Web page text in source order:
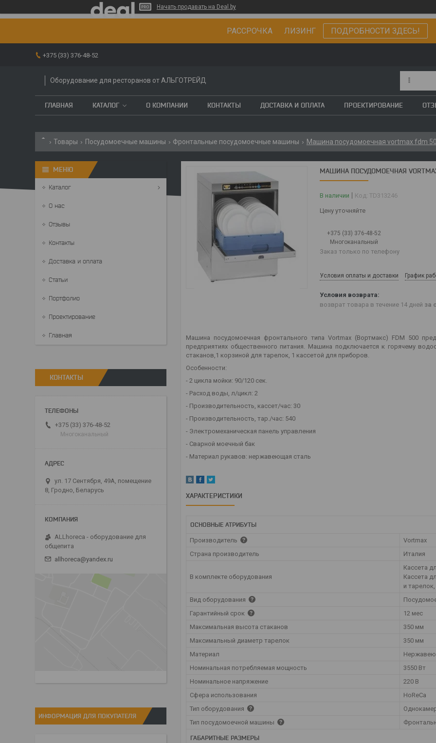
Начать продавать на Deal.by
РАССРОЧКА ЛИЗИНГ ПОДРОБНОСТИ ЗДЕСЬ!
+375 (33) 376-48-52
Оборудование для ресторанов от АЛЬГОТРЕЙД
ГЛАВНАЯ КАТАЛОГ О КОМПАНИИ КОНТАКТЫ ДОСТАВКА И ОПЛАТА ПРОЕКТИРОВАНИЕ
Товары Посудомоечные машины Фронтальные посудомоечные машины Машина посудомоечная vortmax fdm
МАШИНА ПОСУДОМОЕЧНАЯ
В наличии Код: TD313246
Цену уточняйте
+375 (33) 376-48-52
Многоканальный
Заказ только по телефону
Условия оплаты и доставки График
возврат товара в течение 14 дней за
Машина посудомоечная фронтального типа Vortmax (Вортмакс) FDM 500
предприятиях общественного питания. Машина подключается к горячему
стаканов,1 корзиной для тарелок, 1 кассетой для приборов.
Особенности:
- 2 цикла мойки: 90/120 сек.
- Расход воды, л/цикл: 2
- Производительность, кассет/час: 30
- Производительность, тар./час: 540
- Электромеханическая панель управления
- Сварной моечный бак
- Материал рукавов: нержавеющая сталь
ХАРАКТЕРИСТИКИ
ОСНОВНЫЕ АТРИБУТЫ
Производитель
Vortmax
Страна производитель
Италия
В комплекте оборудования
Кассета
Кассета
и
Вид оборудования
Гарантийный срок
12 мес
Максимальная высота стаканов
350 мм
Максимальный диаметр тарелок
350 мм
Материал
Номинальная потребляемая мощность
3550 Вт
Номинальное напряжение
220 В
Сфера использования
HoReCa
Тип оборудования
Тип посудомоечной машины
ГАБАРИТНЫЕ РАЗМЕРЫ
Каталог
О нас
Отзывы
Контакты
Доставка и оплата
Статьи
Портфолио
Проектирование
Главная
КОНТАКТЫ
+375 (33) 376-48-52
Многоканальный
ул. 17 Сентября, 49А, помещение
8, Гродно, Беларусь
ALLhoreca - оборудование для
общепита
allhoreca@yandex.ru
ИНФОРМАЦИЯ ДЛЯ ПОКУПАТЕЛЯ